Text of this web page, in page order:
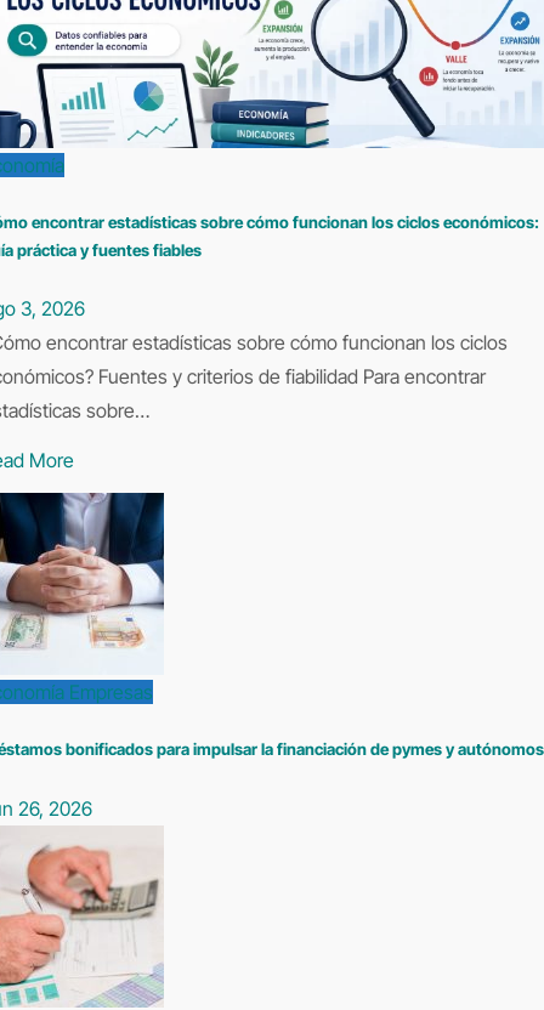
encontrar estadísticas sobre cómo funcionan los ciclos económicos:
práctica y fuentes fiables
3, 2026
encontrar estadísticas sobre cómo funcionan los ciclos
Fuentes y criterios de fiabilidad Para encontrar
sobre…
More
Empresas
bonificados para impulsar la financiación de pymes y autónomos
26, 2026